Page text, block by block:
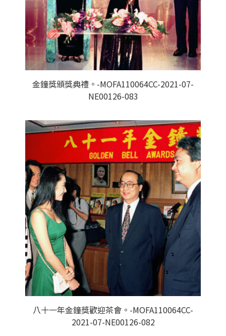
金鐘獎頒獎典禮。-MOFA110064CC-2021-07-
NE00126-083
八十一年金鐘獎歡迎茶會。-MOFA110064CC-
2021-07-NE00126-082